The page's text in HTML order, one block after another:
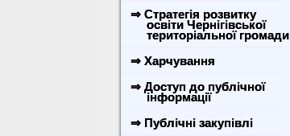
⇒ Стратегія розвитку
освіти Чернігівської
територіальної громади
⇒ Харчування
⇒ Доступ до публічної
інформації
⇒ Публічні закупівлі